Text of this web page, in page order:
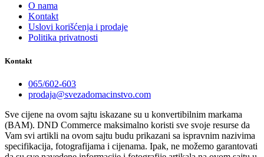
O nama
Kontakt
Uslovi korišćenja i prodaje
Politika privatnosti
Kontakt
065/602-603
prodaja@svezadomacinstvo.com
Sve cijene na ovom sajtu iskazane su u konvertibilnim markama
(BAM). DND Commerce maksimalno koristi sve svoje resurse da
Vam svi artikli na ovom sajtu budu prikazani sa ispravnim nazivima
specifikacija, fotografijama i cijenama. Ipak, ne možemo garantovati